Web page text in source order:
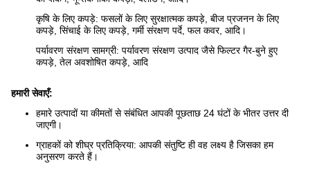
कृषि के लिए कपड़े: फसलों के लिए सुरक्षात्मक कपड़े, बीज प्रजनन के लिए
कपड़े, सिंचाई के लिए कपड़े, गर्मी संरक्षण पर्दे, फल कवर, आदि।
पर्यावरण संरक्षण सामग्री: पर्यावरण संरक्षण उत्पाद जैसे फिल्टर गैर-बुने हुए
कपड़े, तेल अवशोषित कपड़े, आदि
हमारी सेवाएँ:
हमारे उत्पादों या कीमतों से संबंधित आपकी पूछताछ 24 घंटों के भीतर उत्तर दी
जाएगी।
ग्राहकों को शीघ्र प्रतिक्रिया: आपकी संतुष्टि ही वह लक्ष्य है जिसका हम
अनुसरण करते हैं।